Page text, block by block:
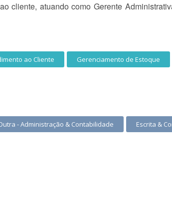
cliente, atuando como Gerente
ao Cliente Gerenciamento de Estoque
- Administração & Contabilidade Escrita &